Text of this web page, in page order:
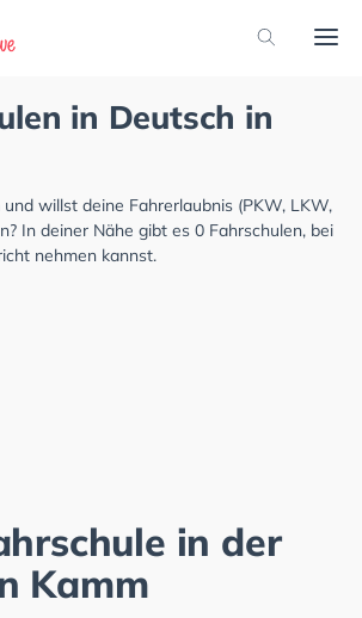
in Deutsch in
willst deine Fahrerlaubnis (PKW, LKW,
In deiner Nähe gibt es 0 Fahrschulen, bei
nehmen kannst.
in der
Kamm